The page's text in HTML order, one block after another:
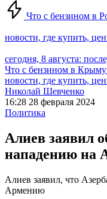
Что с бензином в
новости, где купить,
сегодня, 8 августа:
Что с бензином в Крыму
новости, где купить,
Николай Шевченко
16:28 28 февраля 2024
Политика
Алиев заявил
нападению на
Алиев заявил, что
Армению